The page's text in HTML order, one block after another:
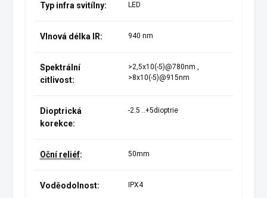
Typ infra svitílny: LED
Vlnová délka IR: 940 nm
Spektrální
citlivost:
>2,5x10(-5)@780nm ,
>8x10(-5)@915nm
Dioptrická
korekce:
-2.5 ..+5dioptrie
Oční reliéf: 50mm
Voděodolnost: IPX4